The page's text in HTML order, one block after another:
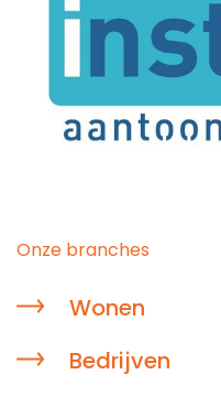
Onze branches
Wonen
Bedrijven